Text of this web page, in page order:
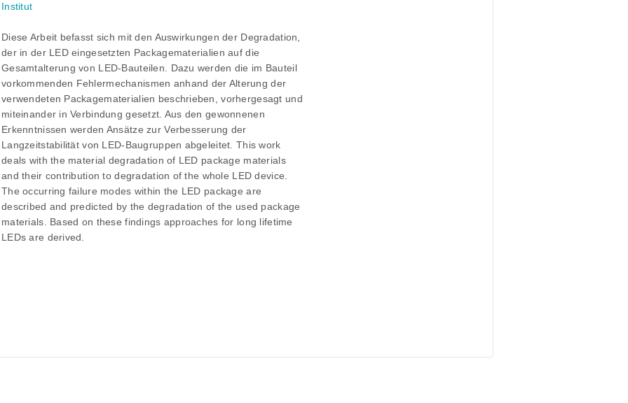
Institut
Diese Arbeit befasst sich mit den Auswirkungen der Degradation,
der in der LED eingesetzten Packagematerialien auf die
Gesamtalterung von LED-Bauteilen. Dazu werden die im Bauteil
vorkommenden Fehlermechanismen anhand der Alterung der
verwendeten Packagematerialien beschrieben, vorhergesagt und
miteinander in Verbindung gesetzt. Aus den gewonnenen
Erkenntnissen werden Ansätze zur Verbesserung der
Langzeitstabilität von LED-Baugruppen abgeleitet. This work
deals with the material degradation of LED package materials
and their contribution to degradation of the whole LED device.
The occurring failure modes within the LED package are
described and predicted by the degradation of the used package
materials. Based on these findings approaches for long lifetime
LEDs are derived.